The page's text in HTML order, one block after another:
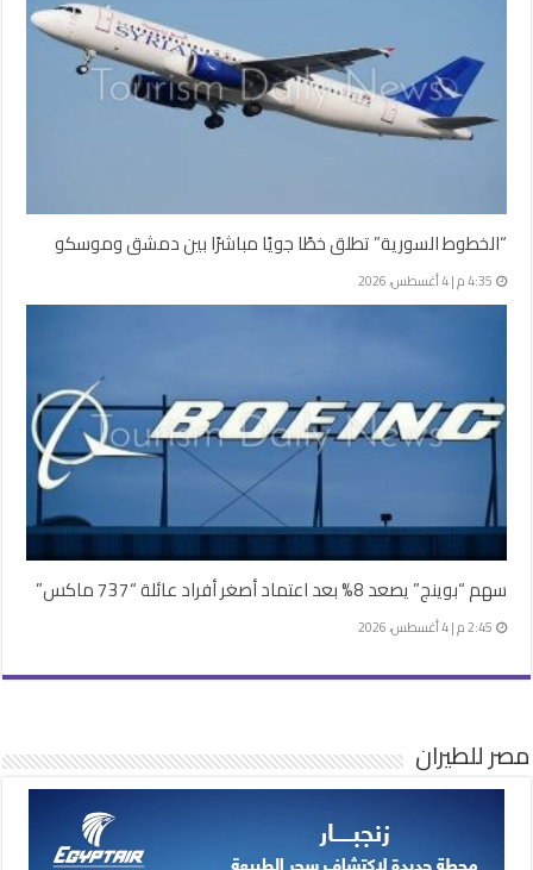
“الخطوط السورية” تطلق خطًا جويًا مباشرًا بين دمشق وموسكو
4:35 م | 4 أغسطس، 2026
سهم “بوينج” يصعد 8% بعد اعتماد أصغر أفراد عائلة “737 ماكس”
2:45 م | 4 أغسطس، 2026
مصر للطيران